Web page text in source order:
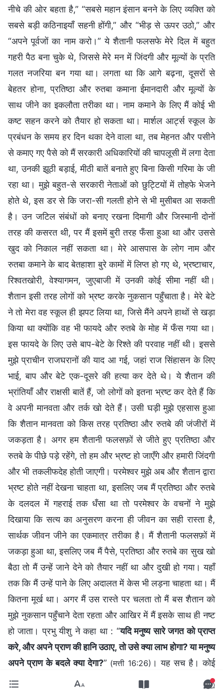
नीचे की ओर बहता है,” “सबसे महान इंसान बनने के लिए व्यक्ति को
सबसे बड़ी कठिनाइयाँ सहनी होंगी,” और “भीड़ से ऊपर उठो,” और
“अपने पूर्वजों का नाम करो।” ये शैतानी फलसफे मेरे दिल में बहुत
गहरी पैठ बना चुके थे, जिससे मेरे मन में जिंदगी और मूल्यों के प्रति
गलत नजरिया बन गया था। लगता था कि आगे बढ़ना, दूसरों से
बेहतर होना, प्रतिष्ठा और रुतबा कमाना ईमानदारी और मूल्यों के
साथ जीने का इकलौता तरीका था। नाम कमाने के लिए मैं कोई भी
कष्ट सहन करने को तैयार हो सकता था। मार्शल आर्ट्स स्कूल के
प्रबंधन के समय हर दिन थका देने वाला था, तब मेहनत और पसीने
से कमाए गए पैसे को मैं सरकारी अधिकारियों की चापलूसी में लगा देता
था, उनकी झूठी बड़ाई, मीठी बातें बनाते हुए बिना किसी गरिमा के जी
रहा था। मुझे बहुत-से सरकारी नेताओं को छुट्टियों में तोहफे भेजने
होते थे, इस डर से कि जरा-सी गलती होने से भी मुसीबत आ सकती
है। उन जटिल संबंधों को बनाए रखना दिमागी और जिस्मानी दोनों
तरह की कसरत थी, पर मैं इसमें बुरी तरह फँसा हुआ था और उससे
खुद को निकाल नहीं सकता था। मेरे आसपास के लोग नाम और
रुतबा कमाने के बाद बेतहाशा बुरे कामों में लिप्त हो गए थे, भ्रष्टाचार,
रिश्वतखोरी, वेश्यागमन, जुएबाजी में उनकी कोई सीमा नहीं थी।
शैतान इसी तरह लोगों को भ्रष्ट करके नुकसान पहुँचाता है। मेरे बेटे
ने तो मेरा वह स्कूल ही झपट लिया था, जिसे मैंने अपने हाथों से खड़ा
किया था क्योंकि वह भी फायदे और रुतबे के मोह में फँस गया था।
इस फायदे के लिए उसे बाप-बेटे के रिश्ते की परवाह नहीं थी। इससे
मुझे प्राचीन राजघरानों की याद आ गई, जहां राज सिंहासन के लिए
भाई, बाप और बेटे एक-दूसरे की हत्या कर देते थे। ये शैतान की
भ्रांतियाँ और राक्षसी बातें हैं, जो लोगों को इतना भ्रष्ट कर देते हैं कि
वे अपनी मानवता और तर्क खो देते हैं। उसी घड़ी मुझे एहसास हुआ
कि शैतान मानवता को किस तरह प्रतिष्ठा और रुतबे की जंजीरों में
जकड़ता है। अगर हम शैतानी फलसफ़ों से जीते हुए प्रतिष्ठा और
रुतबे के पीछे पड़े रहेंगे, तो हम और भ्रष्ट हो जाएँगे और हमारी जिंदगी
और भी तकलीफदेह होती जाएगी। परमेश्वर मुझे अब और शैतान द्वारा
भ्रष्ट होते नहीं देखना चाहता था, इसलिए जब मैं प्रतिष्ठा और रुतबे
के दलदल में गहराई तक धँसा था तो परमेश्वर के वचनों ने मुझे
दिखाया कि सत्य का अनुसरण करना ही जीवन का सही रास्ता है,
सार्थक जीवन जीने का एकमात्र तरीका है। मैं शैतानी फलसफ़ों में
जकड़ा हुआ था, इसलिए जब मैं पैसे, प्रतिष्ठा और रुतबे का सुख खो
बैठा तो मैं उन्हें जाने देने को तैयार नहीं था और दुखी हो गया। यहाँ
तक कि मैं उन्हें पाने के लिए अदालत में केस भी लड़ना चाहता था। मैं
कितना मूर्ख था। अगर मैं उस रास्ते पर चलता तो मैं बस शैतान को
मुझे नुकसान पहुँचाने देता रहता और आखिर में मैं इसके साथ ही नष्ट
हो जाता। प्रभु यीशु ने कहा था : “यदि मनुष्य सारे जगत को प्राप्‍त
करे, और अपने प्राण की हानि उठाए, तो उसे क्या लाभ होगा? या मनुष्य
अपने प्राण के बदले क्या देगा?” (मत्ती 16:26) । यह सच है। कोई
कितना ही पैसा और प्रतिष्ठा कमा ले, इससे सत्य और जीवन नहीं